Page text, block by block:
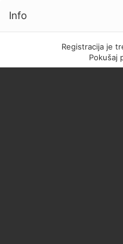
Info
Registracija je
Pokušaj